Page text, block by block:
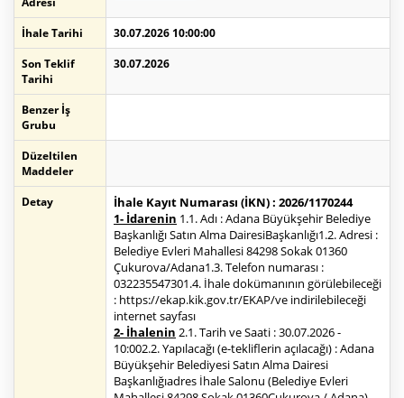
İhale Tarihi
30.07.2026 10:00:00
Son Teklif
Tarihi
30.07.2026
Benzer İş
Grubu
Düzeltilen
Maddeler
Detay
İhale Kayıt Numarası (İKN) : 2026/1170244
1- İdarenin 1.1. Adı : Adana Büyükşehir Belediye
Başkanlığı Satın Alma DairesiBaşkanlığı1.2. Adresi :
Belediye Evleri Mahallesi 84298 Sokak 01360
Çukurova/Adana1.3. Telefon numarası :
032235547301.4. İhale dokümanının görülebileceği
: https://ekap.kik.gov.tr/EKAP/ve indirilebileceği
internet sayfası
2- İhalenin 2.1. Tarih ve Saati : 30.07.2026 -
10:002.2. Yapılacağı (e-tekliflerin açılacağı) : Adana
Büyükşehir Belediyesi Satın Alma Dairesi
Başkanlığıadres İhale Salonu (Belediye Evleri